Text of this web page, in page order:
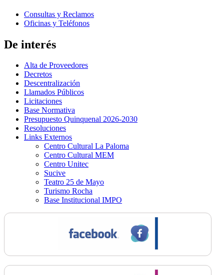
Consultas y Reclamos
Oficinas y Teléfonos
De interés
Alta de Proveedores
Decretos
Descentralización
Llamados Públicos
Licitaciones
Base Normativa
Presupuesto Quinquenal 2026-2030
Resoluciones
Links Externos
Centro Cultural La Paloma
Centro Cultural MEM
Centro Unitec
Sucive
Teatro 25 de Mayo
Turismo Rocha
Base Institucional IMPO